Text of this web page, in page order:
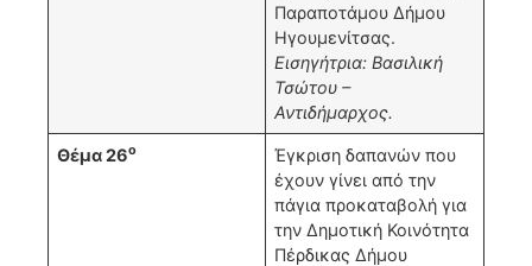
Παραποτάμου Δήμου
Ηγουμενίτσας.
Εισηγήτρια: Βασιλική
Τσώτου –
Αντιδήμαρχος.
Θέμα 26ο
Έγκριση δαπανών που
έχουν γίνει από την
πάγια προκαταβολή για
την Δημοτική Κοινότητα
Πέρδικας Δήμου